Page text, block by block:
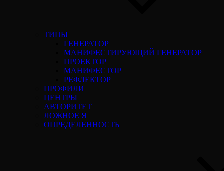
ТИПЫ
ГЕНЕРАТОР
МАНИФЕСТИРУЮЩИЙ ГЕНЕРАТОР
ПРОЕКТОР
МАНИФЕСТОР
РЕФЛЕКТОР
ПРОФИЛИ
ЦЕНТРЫ
АВТОРИТЕТ
ЛОЖНОЕ Я
ОПРЕДЕЛЕННОСТЬ